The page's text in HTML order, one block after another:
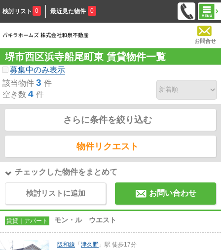
検討リスト 0 最近見た物件 0
お問合せ
堺市西区浜寺船尾町東 賃貸物件一覧
募集中のみ表示
該当物件 3 件
空き数 4 件
さらに条件を絞り込む
物件リクエスト
チェックした物件をまとめて
検討リストに追加 お問い合わせ
賃貸｜アパート モン・ル ウエスト
阪和線 「 津久野 」駅 徒歩17分